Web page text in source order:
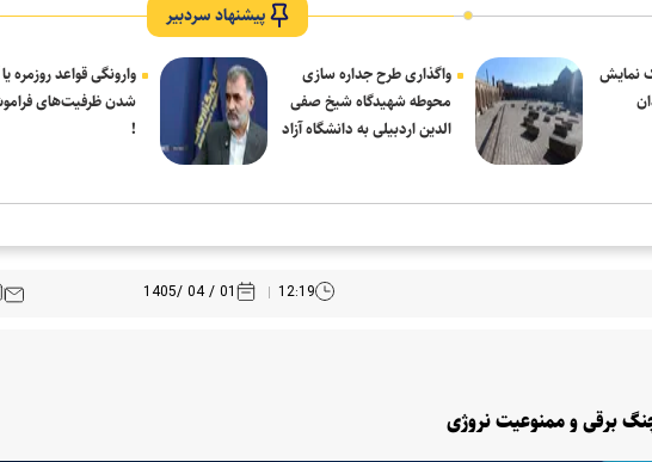
پیشنهاد سردبیر
نمایش
واگذاری طرح جداره سازی
محوطه شهیدگاه شیخ صفی
الدین اردبیلی به دانشگاه آزاد
وارونگی قواعد روزمره
شدن ظرفیت‌های
!
12:19
01 / 04 /1405
برقی و ممنوعیت نروژی